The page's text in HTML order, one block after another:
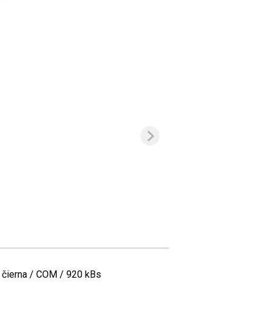
čierna / COM / 920 kBs